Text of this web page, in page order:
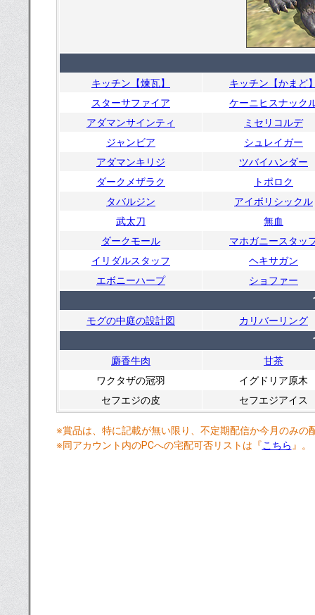
キッチン【煉瓦】
キッチン【かまど
スターサファイア
ケーニヒスナック
アダマンサインティ
ミセリコルデ
ジャンビア
シュレイガー
アダマンキリジ
ツバイハンダー
ダークメザラク
トポロク
タバルジン
アイボリシックル
武太刀
無血
ダークモール
マホガニースタッ
イリダルスタッフ
ヘキサガン
エボニーハープ
ショファー
モグの中庭の設計図
カリバーリング
麝香牛肉
甘茶
ワクタザの冠羽
イグドリア原木
セフエジの皮
セフエジアイス
※賞品は、特に記載が無い限り、不定期配信か今月のみの
※同アカウント内のPCへの宅配可否リストは『こちら 』。